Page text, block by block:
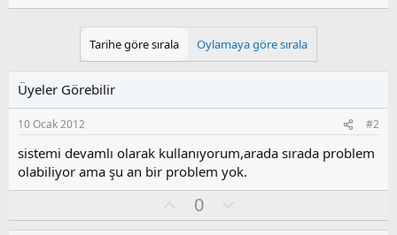
Tarihe göre sırala Oylamaya göre sırala
Üyeler Görebilir
10 Ocak 2012 #2
sistemi devamlı olarak kullanıyorum,arada sırada problem
olabiliyor ama şu an bir problem yok.
y
0
l